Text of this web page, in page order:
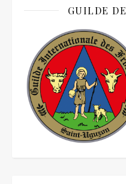
GUILDE